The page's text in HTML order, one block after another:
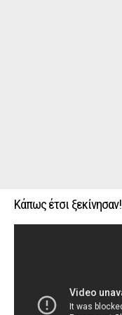
Κάπως έτσι ξεκίνησαν!